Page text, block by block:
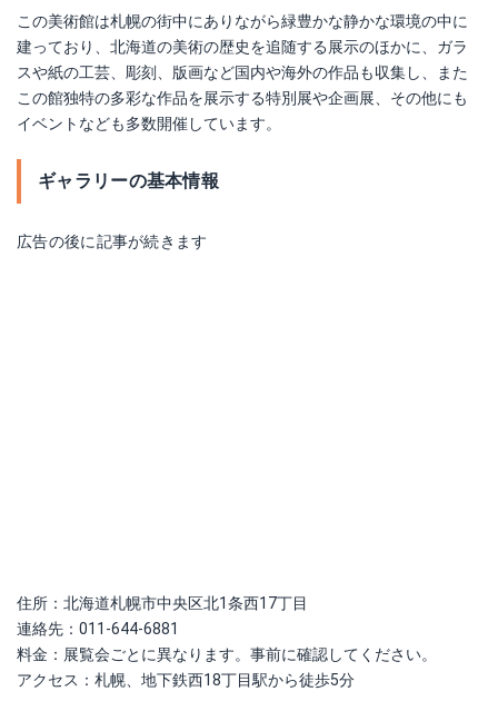
この美術館は札幌の街中にありながら緑豊かな静かな環境の中に
建っており、北海道の美術の歴史を追随する展示のほかに、ガラ
スや紙の工芸、彫刻、版画など国内や海外の作品も収集し、また
この館独特の多彩な作品を展示する特別展や企画展、その他にも
イベントなども多数開催しています。
ギャラリーの基本情報
広告の後に記事が続きます
住所：北海道札幌市中央区北1条西17丁目
連絡先：011-644-6881
料金：展覧会ごとに異なります。事前に確認してください。
アクセス：札幌、地下鉄西18丁目駅から徒歩5分